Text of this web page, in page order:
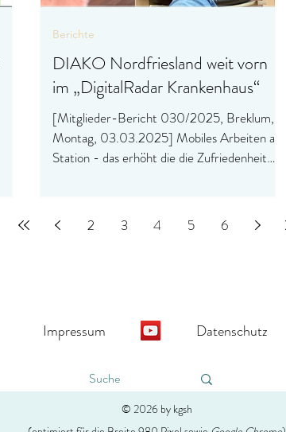
DIAKO Nordfriesland weit vorn
im „DigitalRadar Krankenhaus“
[Mitglieder-Bericht 030/2025, Breklum,
Montag, 03.03.2025] Mobiles Arbeiten auf
Station - das erhöht die die Zufriedenheit
Berichte
2 3 4 5 6
Impressum Datenschutz
© 2026 by kgsh